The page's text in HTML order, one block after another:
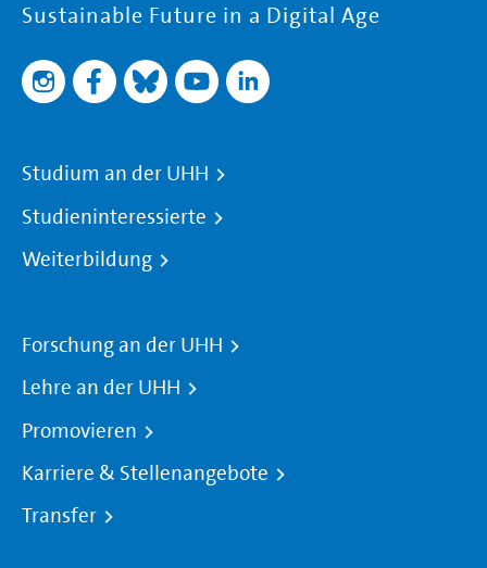
Sustainable Future in a Digital Age
Studium an der UHH
Studieninteressierte
Weiterbildung
Forschung an der UHH
Lehre an der UHH
Promovieren
Karriere & Stellenangebote
Transfer